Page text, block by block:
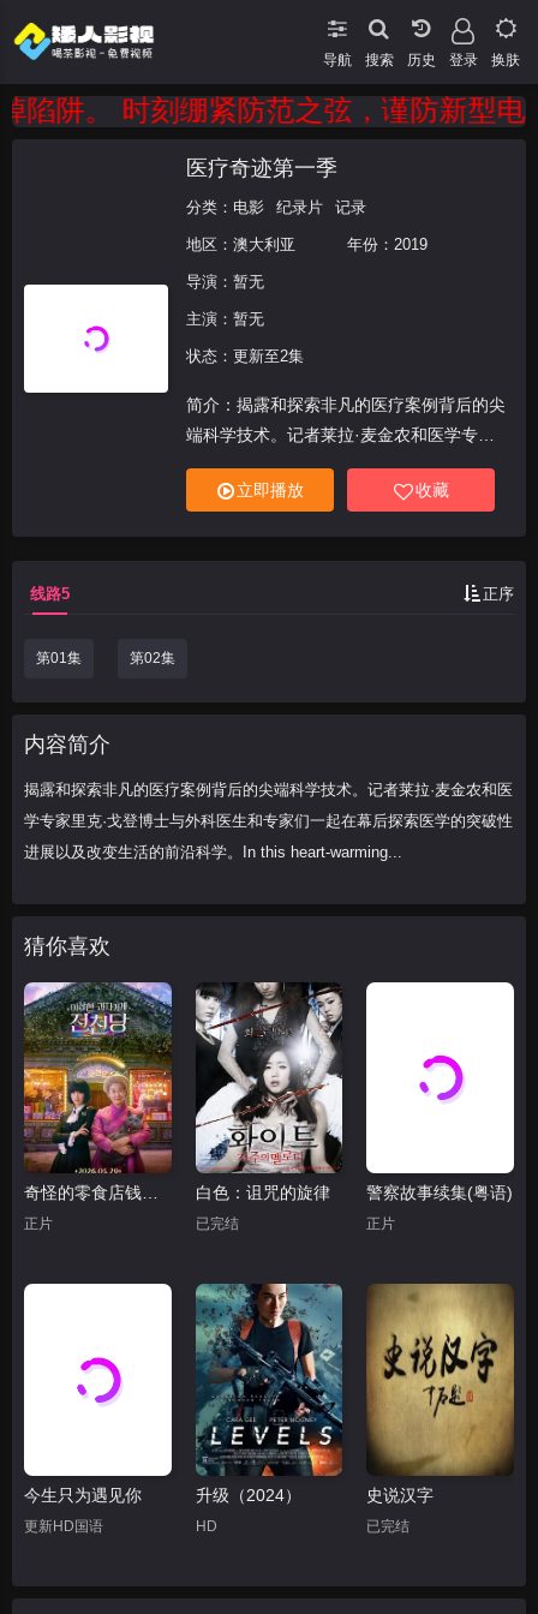
导航 搜索 登录 换肤
阱。 时刻绷紧防范之弦，谨防新型
医疗奇迹第一季
分类： 电影 纪录片 记录
地区： 澳大利亚 年份： 2019
导演： 暂无
主演： 暂无
状态：更新至2集
简介：揭露和探索非凡的医疗案例背后的尖
端科学技术。记者莱拉·麦金农和医学专家
里克·戈登博士与外科医生和专家们一起在
幕后探索医学的突破性进展以及改变生活的
立即播放 收藏
线路5 正序
第01集 第02集
内容简介
揭露和探索非凡的医疗案例背后的尖端科学技术。记者莱拉·麦金农和医
学专家里克·戈登博士与外科医生和专家们一起在幕后探索医学的突破性
进展以及改变生活的前沿科学。In this heart-warming...
猜你喜欢
奇怪的零食店钱天堂
正片
白色：诅咒的旋律
已完结
警察故事续集(粤语)
正片
今生只为遇见你
更新HD国语
升级（2024）
HD
史说汉字
已完结